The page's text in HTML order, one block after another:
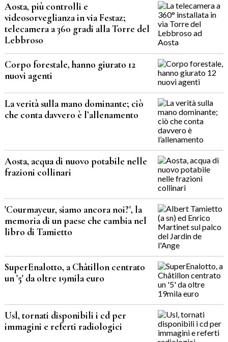
Aosta, più controlli e
videosorveglianza in via Festaz;
telecamera a 360 gradi alla Torre del
Lebbroso
Corpo forestale, hanno giurato 12
nuovi agenti
La verità sulla mano dominante; ciò
che conta davvero è l’allenamento
Aosta, acqua di nuovo potabile nelle
frazioni collinari
'Courmayeur, siamo ancora noi?', la
memoria di un paese che cambia nel
libro di Tamietto
SuperEnalotto, a Châtillon centrato
un '5' da oltre 19mila euro
Usl, tornati disponibili i cd per
immagini e referti radiologici